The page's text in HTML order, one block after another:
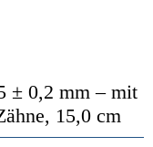
± 0,2 mm – mit
15,0 cm